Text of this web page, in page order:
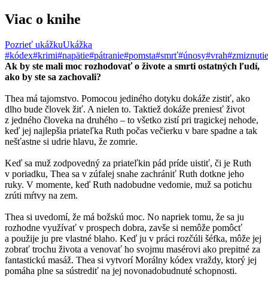
Viac o knihe
Pozrieť ukážkuUkážka
#kódex#krimi#napätie#pátranie#pomsta#smrť#únosy#vrah#zmiznutie
Ak by ste mali moc rozhodovať o živote a smrti ostatných ľudí,
ako by ste sa zachovali?
Thea má tajomstvo. Pomocou jediného dotyku dokáže zistiť, ako
dlho bude človek žiť. A nielen to. Taktiež dokáže preniesť život
z jedného človeka na druhého – to všetko zistí pri tragickej nehode,
keď jej najlepšia priateľka Ruth počas večierku v bare spadne a tak
nešťastne si udrie hlavu, že zomrie.
Keď sa muž zodpovedný za priateľkin pád príde uistiť, či je Ruth
v poriadku, Thea sa v zúfalej snahe zachrániť Ruth dotkne jeho
ruky. V momente, keď Ruth nadobudne vedomie, muž sa potichu
zrúti mŕtvy na zem.
Thea si uvedomí, že má božskú moc. No napriek tomu, že sa ju
rozhodne využívať v prospech dobra, zavše si nemôže pomôcť
a použije ju pre vlastné blaho. Keď ju v práci rozčúli šéfka, môže jej
zobrať trochu života a venovať ho svojmu masérovi ako prepitné za
fantastickú masáž. Thea si vytvorí Morálny kódex vraždy, ktorý jej
pomáha plne sa sústrediť na jej novonadobudnuté schopnosti.